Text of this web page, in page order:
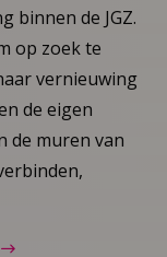
binnen de JGZ.
op zoek te
vernieuwing
de eigen
de muren van